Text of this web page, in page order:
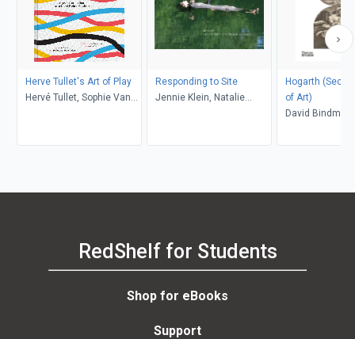
Herve Tullet's Art of Play
Hervé Tullet, Sophie Van
Responding to Site
Jennie Klein, Natalie
Hogarth (Second)
of Art)
David Bindman
RedShelf for Students
Shop for eBooks
Support